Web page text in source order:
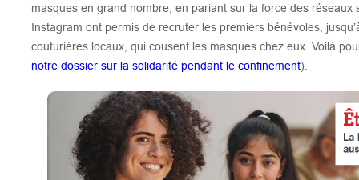
masques en grand nombre, en pariant sur la force des
Instagram ont permis de recruter les premiers bénévoles,
couturières locaux, qui cousent les masques chez eux. Voilà
notre dossier sur la solidarité pendant le confinement).